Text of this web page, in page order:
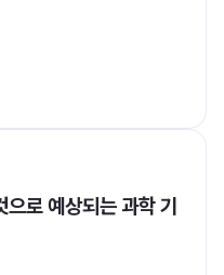
로 예상되는 과학 기